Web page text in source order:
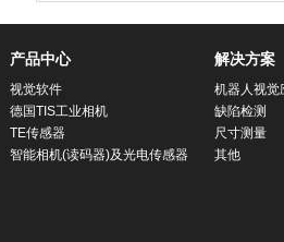
产品中心
视觉软件
德国TIS工业相机
TE传感器
智能相机(读码器)及光电传感器
解决方案
机器人视觉
缺陷检测
尺寸测量
其他